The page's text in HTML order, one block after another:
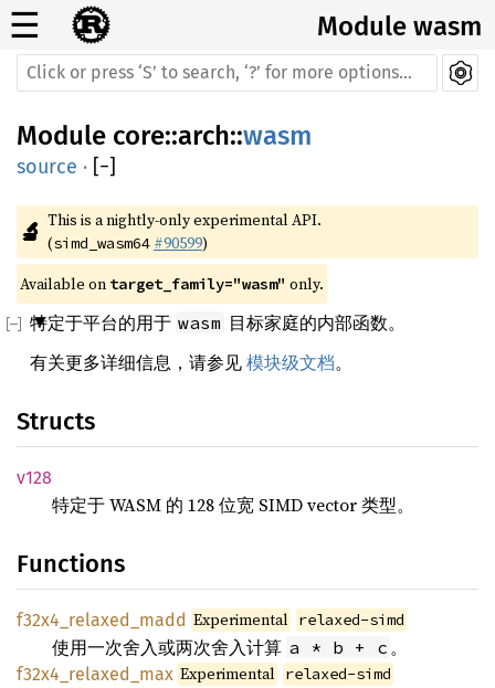
☰ Module wasm
Module core::arch::wasm
source · [−]
🔬 This is a nightly-only experimental API.
(simd_wasm64 #90599)
Available on target_family="wasm" only.
特定于平台的用于 wasm 目标家庭的内部函数。
有关更多详细信息，请参见模块级文档。
Structs
v128
特定于 WASM 的 128 位宽 SIMD vector 类型。
Functions
f32x4_relaxed_madd Experimental relaxed-simd
使用一次舍入或两次舍入计算 a * b + c 。
f32x4_relaxed_max Experimental relaxed-simd